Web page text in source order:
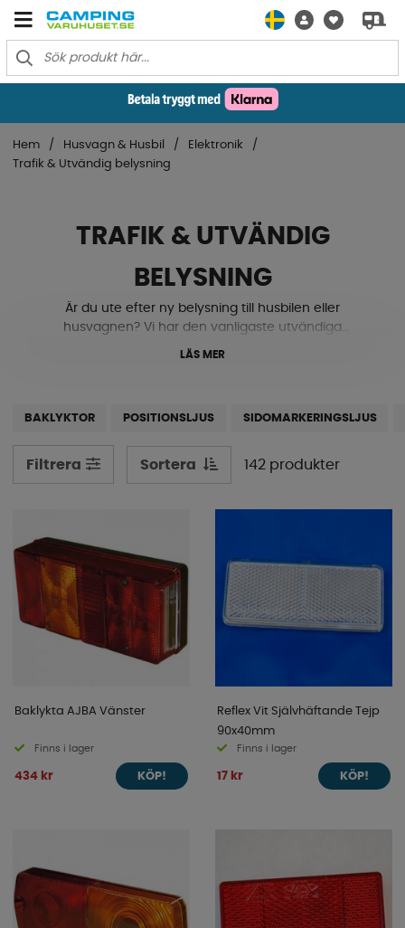
Hem Husvagn & Husbil
Elektronik
Trafik & Utvändig belysning
TRAFIK & UTVÄNDIG
BELYSNING
Är du ute efter ny belysning till husbilen eller
husvagnen? Vi har den vanligaste utvändiga
belysningen som passar till de flesta märkena. Fick du
på rätt belysning och om det är något du inte hittar kan
LÄS MER
BAKLYKTOR POSITIONSLJUS SIDOMARKERINGSLJUS
Filtrera Sortera 142 produkter
Baklykta AJBA Vänster
Finns i lager
434 kr KÖP!
Reflex Vit Självhäftande Tejp
90x40mm
Finns i lager
17 kr KÖP!